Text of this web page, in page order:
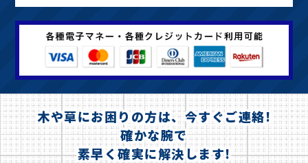
木や草にお困りの方は、今すぐご連絡!
確かな腕で
素早く確実に解決します!